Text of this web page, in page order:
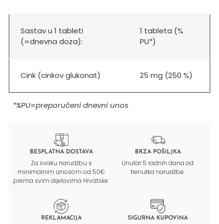
Sastav u 1 tableti
(=dnevna doza):
1 tableta (%
PU*)
Cink (cinkov glukonat) 25 mg (250 %)
*%PU=preporučeni dnevni unos
BESPLATNA DOSTAVA
Za svaku narudžbu s
minimalnim iznosom od 50€
prema svim dijelovima Hrvatske.
BRZA POŠILJKA
Unutar 5 radnih dana od
trenutka narudžbe.
REKLAMACIJA SIGURNA KUPOVINA